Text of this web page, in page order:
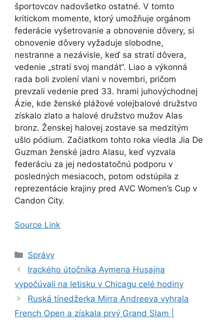
športovcov nadovšetko ostatné. V tomto
kritickom momente, ktorý umožňuje orgánom
federácie vyšetrovanie a obnovenie dôvery, si
obnovenie dôvery vyžaduje slobodne,
nestranne a nezávisle, keď sa stratí dôvera,
vedenie „stratí svoj mandát“. Liao a výkonná
rada boli zvolení vlani v novembri, pričom
prevzali vedenie pred 33. hrami juhovýchodnej
Ázie, kde ženské plážové volejbalové družstvo
získalo zlato a halové družstvo mužov Alas
bronz. Ženskej halovej zostave sa medzitým
ušlo pódium. Začiatkom tohto roka viedla Jia De
Guzman ženské jadro Alasu, keď vyzvala
federáciu za jej nedostatočnú podporu v
posledných mesiacoch, potom odstúpila z
reprezentácie krajiny pred AVC Women’s Cup v
Candon City.
Source Link
Kategórie
Správy
Irackého útočníka Aymena Husajna
vypočúvali na letisku v Chicagu celé hodiny
Ruská tínedžerka Mirra Andreeva vyhrala
French Open a získala prvý Grand Slam |